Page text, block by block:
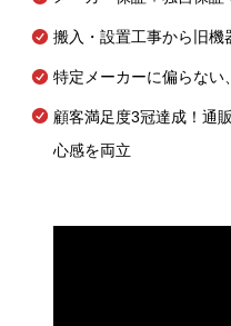
搬入・設置工事から旧
特定メーカーに偏らない
顧客満足度3冠達成！通
心感を両立